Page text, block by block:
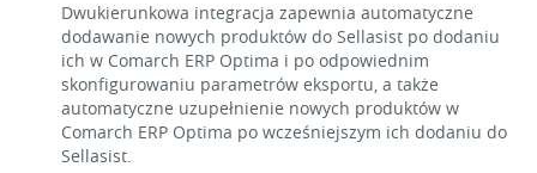
Dwukierunkowa integracja zapewnia automatyczne
dodawanie nowych produktów do Sellasist po dodaniu
ich w Comarch ERP Optima i po odpowiednim
skonfigurowaniu parametrów eksportu, a także
automatyczne uzupełnienie nowych produktów w
Comarch ERP Optima po wcześniejszym ich dodaniu do
Sellasist.